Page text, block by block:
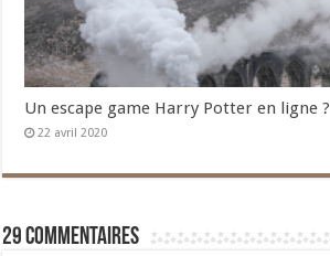
Un escape game Harry Potter en ligne ?
22 avril 2020
29 commentaires